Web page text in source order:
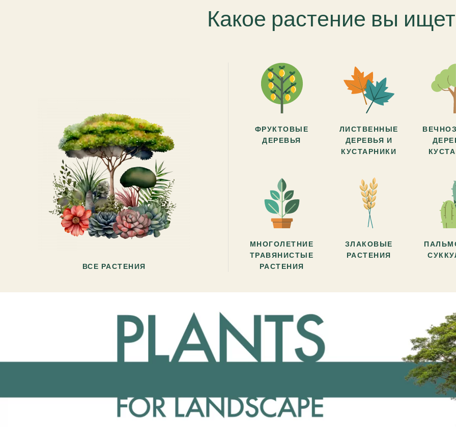
Какое растение вы
ВСЕ РАСТЕНИЯ
ФРУКТОВЫЕ
ДЕРЕВЬЯ
ЛИСТВЕННЫЕ
ДЕРЕВЬЯ И
КУСТАРНИКИ
МНОГОЛЕТНИЕ
ТРАВЯНИСТЫЕ
РАСТЕНИЯ
ЗЛАКОВЫЕ
РАСТЕНИЯ